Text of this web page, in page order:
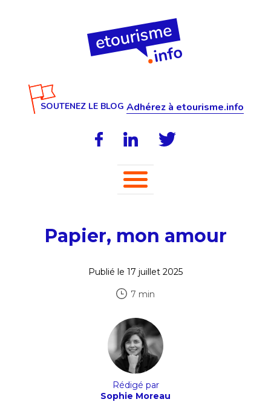
SOUTENEZ LE BLOG Adhérez à etourisme.info
Papier, mon amour
Publié le 17 juillet 2025
7 min
Rédigé par
Sophie Moreau